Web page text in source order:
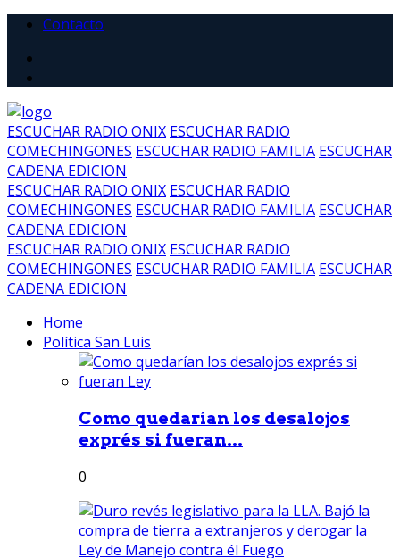
Contacto
ESCUCHAR RADIO ONIX ESCUCHAR RADIO
COMECHINGONES ESCUCHAR RADIO FAMILIA ESCUCHAR
CADENA EDICION
ESCUCHAR RADIO ONIX ESCUCHAR RADIO
COMECHINGONES ESCUCHAR RADIO FAMILIA ESCUCHAR
CADENA EDICION
ESCUCHAR RADIO ONIX ESCUCHAR RADIO
COMECHINGONES ESCUCHAR RADIO FAMILIA ESCUCHAR
CADENA EDICION
Home
Política San Luis
Como quedarían los desalojos
exprés si fueran...
0